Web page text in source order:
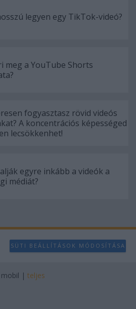
legyen egy TikTok-videó?
meg a YouTube Shorts
fogyasztasz rövid videós
A koncentrációs képességed
lecsökkenhet!
egyre inkább a videók a
médiát?
SÜTI BEÁLLÍTÁSOK MÓDOSÍTÁSA
mobil | teljes